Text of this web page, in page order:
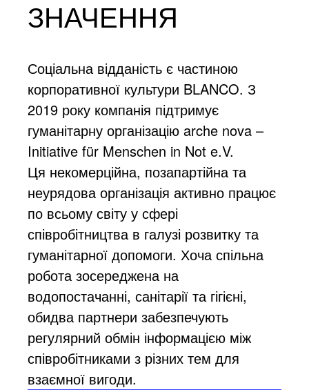
ЗНАЧЕННЯ
Соціальна відданість є частиною
корпоративної культури BLANCO. З
2019 року компанія підтримує
гуманітарну організацію arche nova –
Initiative für Menschen in Not e.V.
Ця некомерційна, позапартійна та
неурядова організація активно працює
по всьому світу у сфері
співробітництва в галузі розвитку та
гуманітарної допомоги. Хоча спільна
робота зосереджена на
водопостачанні, санітарії та гігієні,
обидва партнери забезпечують
регулярний обмін інформацією між
співробітниками з різних тем для
взаємної вигоди.